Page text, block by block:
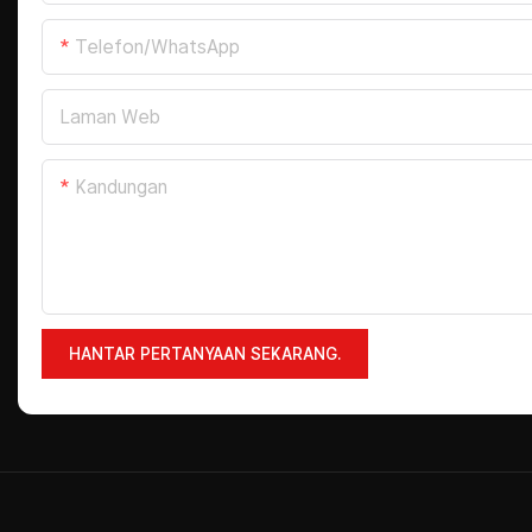
Telefon/WhatsApp
Laman Web
Kandungan
HANTAR PERTANYAAN SEKARANG.